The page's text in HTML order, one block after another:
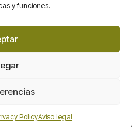
y funciones.
PolicyAviso legal
2026